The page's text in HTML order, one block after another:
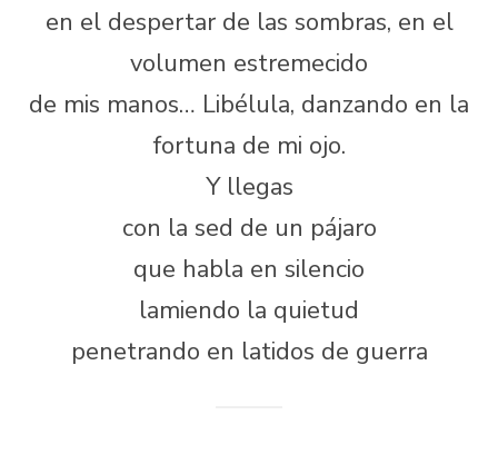
en el despertar de las sombras, en el
volumen estremecido
de mis manos… Libélula, danzando en la
fortuna de mi ojo.
Y llegas
con la sed de un pájaro
que habla en silencio
lamiendo la quietud
penetrando en latidos de guerra